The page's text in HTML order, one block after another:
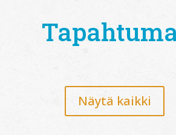
Näytä kaikki